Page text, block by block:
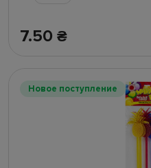
7.50 ₴
Новое поступление